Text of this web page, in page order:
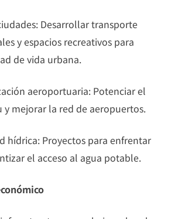
Desarrollar transporte
y espacios recreativos para
de vida urbana.
aeroportuaria: Potenciar el
y mejorar la red de aeropuertos.
Proyectos para enfrentar
el acceso al agua potable.